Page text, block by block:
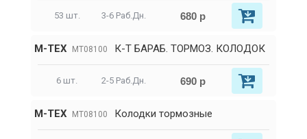
53 шт. 3-6 Раб.Дн. 680 р
M-TEX MT08100 К-Т БАРАБ. ТОРМОЗ. КОЛОДОК
6 шт. 2-5 Раб.Дн. 690 р
M-TEX MT08100 Колодки тормозные